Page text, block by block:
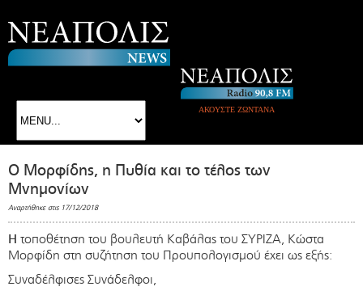
ΑΚΟΥΣΤΕ ΖΩΝΤΑΝΑ
O Μορφίδης, η Πυθία και το τέλος των
Μνημονίων
Αναρτήθηκε στις 17/12/2018
Η τοποθέτηση του βουλευτή Καβάλας του ΣΥΡΙΖΑ, Κώστα
Μορφίδη στη συζήτηση του Προυπολογισμού έχει ως εξής:
Συναδέλφισες Συνάδελφοι,